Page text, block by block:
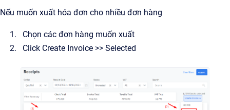
Nếu muốn xuất hóa đơn cho nhiều đơn hàng
Chọn các đơn hàng muốn xuất
Click Create Invoice >> Selected